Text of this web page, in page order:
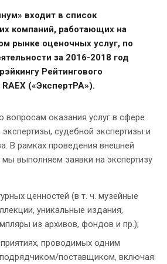
входит в список
компаний, работающих на
рынке оценочных услуг, по
за 2016-2018 год
Рейтингового
RAEX («ЭкспертРА»).
оказания услуг в сфере
судебной экспертизы и
В рамках проведения внешней
выполняем заявки на экспертизу
ценностей (в т. ч. музейные
уникальные издания,
из архивов, фондов и пр.);
проводимых одним
поставщиком, включая